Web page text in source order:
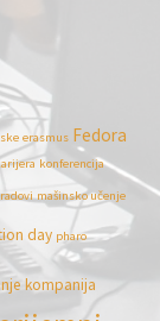
erasmus Fedora
konferencija
mašinsko učenje
day pharo
kompanija